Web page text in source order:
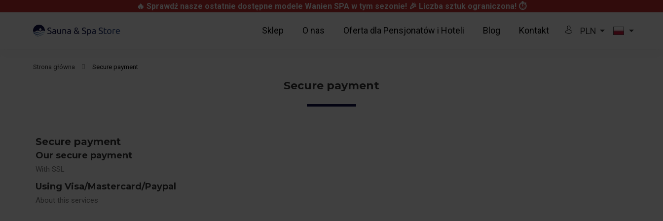
🔥 Sprawdź nasze ostatnie dostępne modele Wanien SPA w tym sezonie! 🎉 Liczba sztuk ograniczona! ⏱
Sklep O nas Oferta dla Pensjonatów i Hoteli Blog Kontakt 
PLN 
Strona główna Secure payment
Secure payment
Secure payment
Our secure payment
With SSL
Using Visa/Mastercard/Paypal
About this services